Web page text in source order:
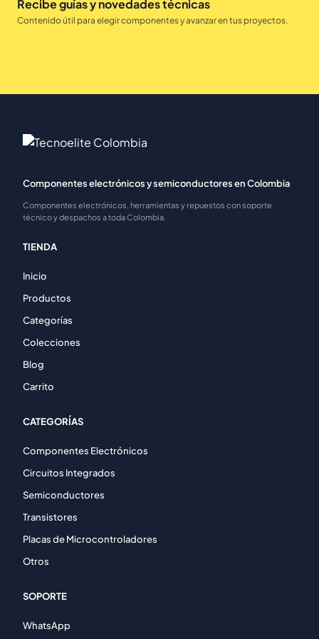
Recibe guías y novedades técnicas
Contenido útil para elegir componentes y avanzar en tus proyectos.
Componentes electrónicos y semiconductores en Colombia
Componentes electrónicos, herramientas y repuestos con soporte
técnico y despachos a toda Colombia.
TIENDA
Inicio
Productos
Categorías
Colecciones
Blog
Carrito
CATEGORÍAS
Componentes Electrónicos
Circuitos Integrados
Semiconductores
Transistores
Placas de Microcontroladores
Otros
SOPORTE
WhatsApp